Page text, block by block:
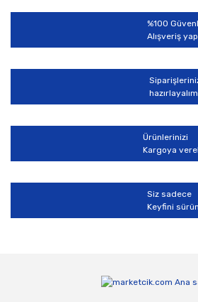
Bu ürüne benzer farklı
Gönder
%100
Alışveriş
hazırlayalım
Ürünlerinizi
Kargoya
Siz sadece
Keyfini